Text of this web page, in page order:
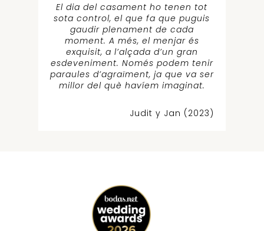
El dia del casament ho tenen tot
sota control, el que fa que puguis
gaudir plenament de cada
moment. A més, el menjar és
exquisit, a l’alçada d’un gran
esdeveniment. Només podem tenir
paraules d’agraïment, ja que va ser
millor del què havíem imaginat.
Judit y Jan (2023)